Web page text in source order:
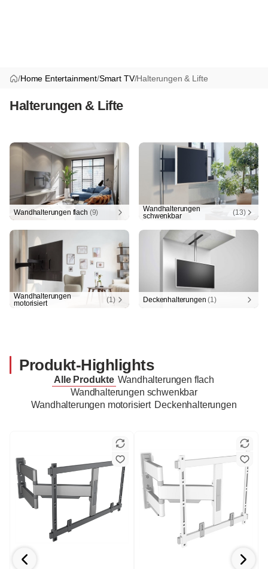
/Home Entertainment/Smart TV/Halterungen & Lifte
Halterungen & Lifte
Wandhalterungen flach (9)
Wandhalterungen
schwenkbar
(13)
Wandhalterungen
motorisiert
(1) Deckenhalterungen (1)
Produkt-Highlights
Alle Produkte Wandhalterungen flach
Wandhalterungen schwenkbar
Wandhalterungen motorisiert Deckenhalterungen